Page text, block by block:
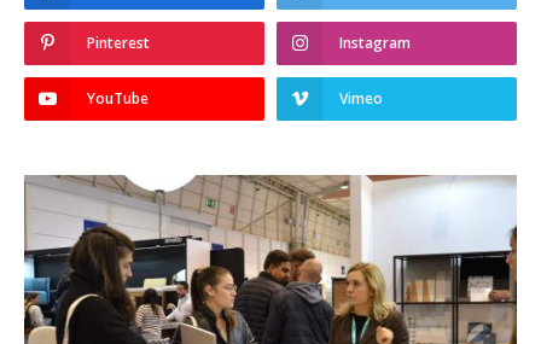
Pinterest Instagram
YouTube Vimeo